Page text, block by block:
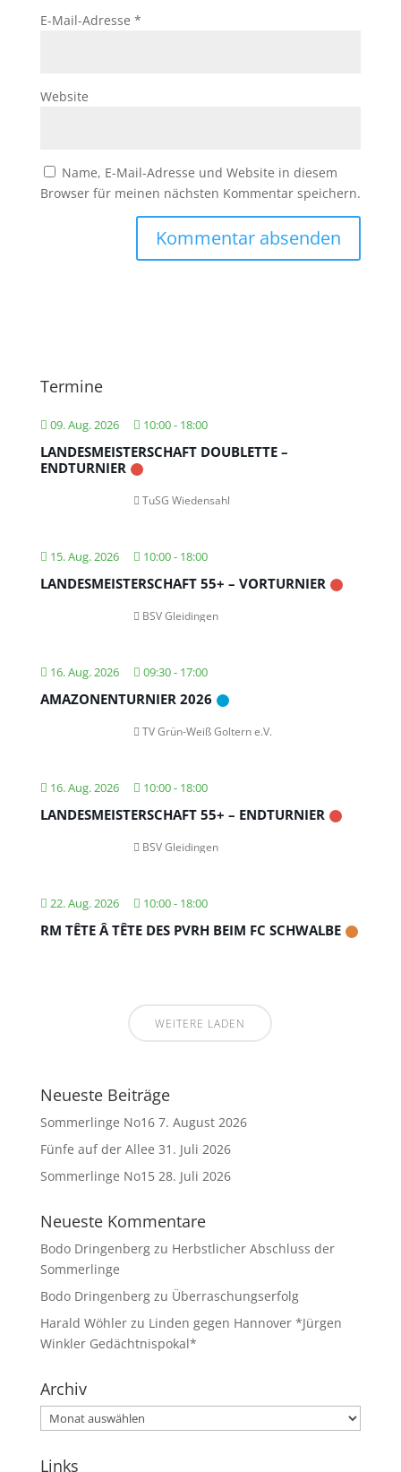
E-Mail-Adresse *
Website
Name, E-Mail-Adresse und Website in diesem
Browser für meinen nächsten Kommentar speichern.
Termine
09. Aug. 2026 10:00- 18:00
LANDESMEISTERSCHAFT DOUBLETTE –
ENDTURNIER
TuSG Wiedensahl
15. Aug. 2026 10:00- 18:00
LANDESMEISTERSCHAFT 55+ – VORTURNIER
BSV Gleidingen
16. Aug. 2026 09:30- 17:00
AMAZONENTURNIER 2026
TV Grün-Weiß Goltern e.V.
16. Aug. 2026 10:00- 18:00
LANDESMEISTERSCHAFT 55+ – ENDTURNIER
BSV Gleidingen
22. Aug. 2026 10:00- 18:00
RM TÊTE Â TÊTE DES PVRH BEIM FC SCHWALBE
WEITERE LADEN
Neueste Beiträge
Sommerlinge No16 7. August 2026
Fünfe auf der Allee 31. Juli 2026
Sommerlinge No15 28. Juli 2026
Neueste Kommentare
Bodo Dringenbergzu Herbstlicher Abschluss der
Sommerlinge
Bodo Dringenbergzu Überraschungserfolg
Harald Wöhlerzu Linden gegen Hannover *Jürgen
Winkler Gedächtnispokal*
Archiv
Archiv
Links